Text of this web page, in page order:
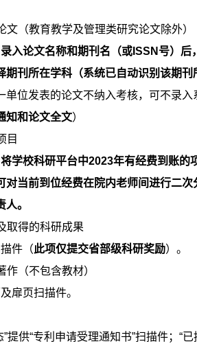
文（教育教学及管理类研究论文除外）
入论文名称和期刊名（或ISSN号）
期刊所在学科（系统已自动识别该期
单位发表的论文不纳入考核，可不录入
知和论文全文）
目
学校科研平台中2023年有经费到账
对当前到位经费在院内老师间进行二
。
取得的科研成果
件（此项仅提交省部级科研奖励）。
作（不包含教材）
扉页扫描件。
”提供“专利申请受理通知书”扫描件；“